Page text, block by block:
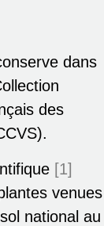
dans
des
[1]
venues
national au